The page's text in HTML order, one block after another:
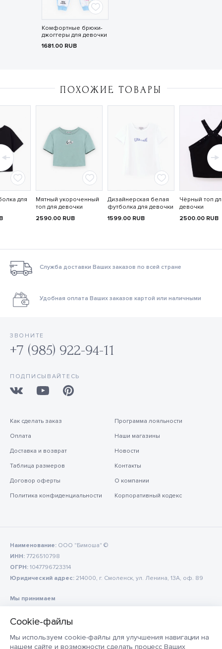
Мы используем cookie-файлы для улучшения навигации на
нашем сайте и возможности сделать процесс Ваших
Комфортные брюки-
джоггеры для девочки
1681.00 RUB
ПОХОЖИЕ ТОВАРЫ
для
Мятный укороченный
топ для девочки
2590.00 RUB
Дизайнерская белая
футболка для девочки
1599.00 RUB
Чёрный топ
девочки
2500.00 RUB
Служба доставки Ваших заказов по всей стране
Удобная оплата Ваших заказов картой или наличными
ЗВОНИТЕ
+7 (985) 922-94-11
ПОДПИСЫВАЙТЕСЬ
Как сделать заказ
Оплата
Доставка и возврат
Таблица размеров
Договор оферты
Политика конфиденциальности
Программа лояльности
Наши магазины
Новости
Контакты
О компании
Корпоративный кодекс
Наименование: ООО "Бимоша" ©
ИНН: 7726510798
ОГРН: 1047796723314
Юридический адрес: 214000, г. Смоленск, ул. Ленина, 13А, оф. 89
Мы принимаем